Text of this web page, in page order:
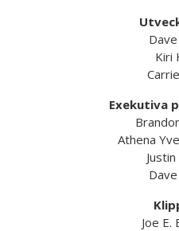
Kiri
Exekutiva
Athena
Joe E.